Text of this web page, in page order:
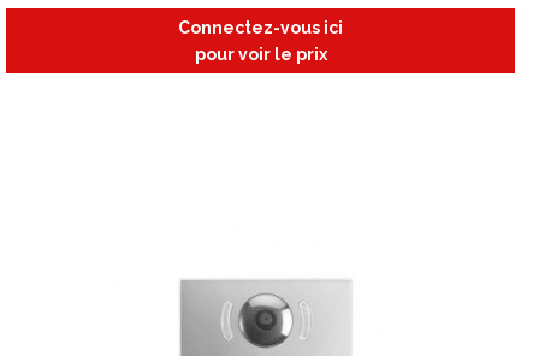
Connectez-vous ici
pour voir le prix